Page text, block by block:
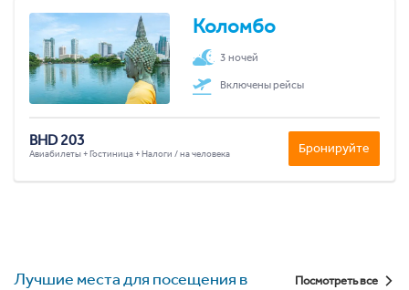
Коломбо
3 ночей
Включены рейсы
BHD 203
Авиабилеты + Гостиница + Налоги / на человека Бронируйте
Лучшие места для посещения в
Посмотреть все